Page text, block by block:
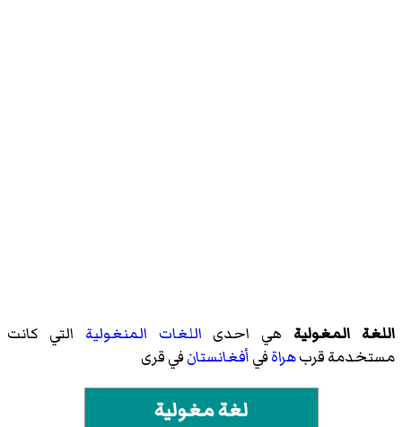
اللغة المغولية هي احدى اللغات المنغولية التي كانت
مستخدمة قربهراةفيأفغانستانفي قرى
لغة مغولية